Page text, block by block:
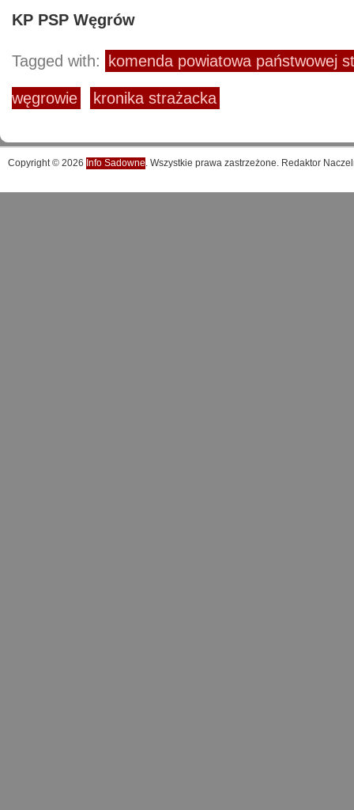
KP PSP Węgrów
Tagged with: komenda powiatowa państwowej
węgrowie kronika strażacka
Copyright © 2026 Info Sadowne. Wszystkie prawa zastrzeżone. Redaktor